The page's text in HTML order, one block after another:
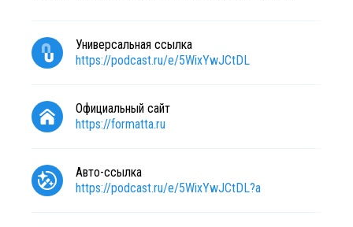
Универсальная ссылка
https://podcast.ru/e/5WixYwJCtDL
Официальный сайт
https://formatta.ru
Авто-ссылка
https://podcast.ru/e/5WixYwJCtDL?a